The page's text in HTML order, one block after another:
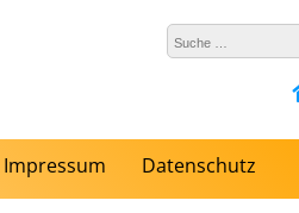
Impressum Datenschutz